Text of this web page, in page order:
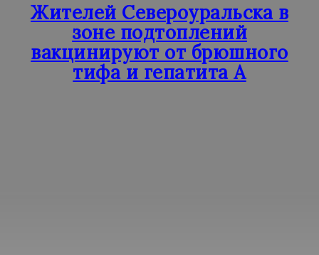
Жителей Североуральска в
зоне подтоплений
вакцинируют от брюшного
тифа и гепатита А